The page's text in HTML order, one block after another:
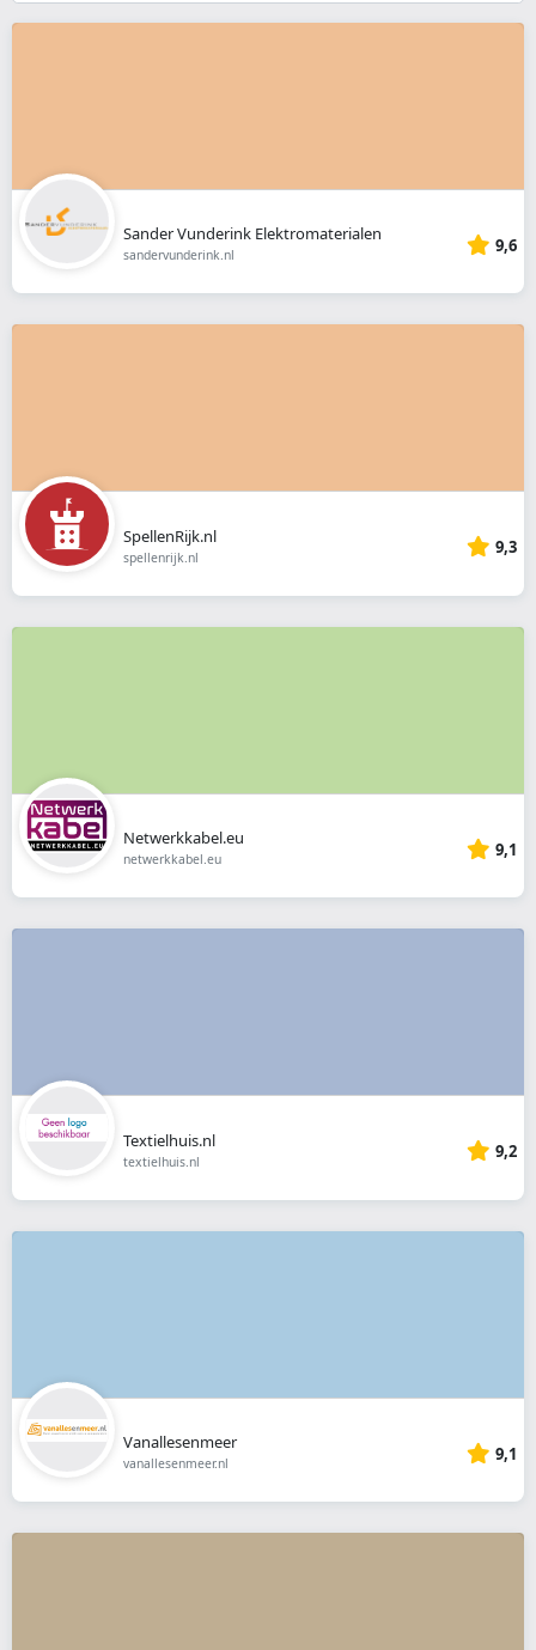
}}
Sander Vunderink Elektromaterialen
sandervunderink.nl 9,6
SpellenRijk.nl
spellenrijk.nl 9,3
Netwerkkabel.eu
netwerkkabel.eu 9,1
Textielhuis.nl
textielhuis.nl 9,2
Vanallesenmeer
vanallesenmeer.nl 9,1